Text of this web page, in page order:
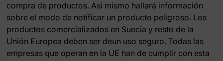
compra de productos. Asi mismo hallará información
sobre el modo de notificar un producto peligroso. Los
productos comercializados en Suecia y resto de la
Unión Europea deben ser deun uso seguro. Todas las
empresas que operan en la UE han de cumplir con esta